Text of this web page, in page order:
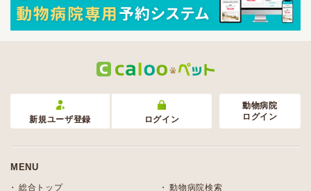
新規ユーザ登録 ログイン
動物病院
ログイン
MENU
総合トップ 動物病院検索